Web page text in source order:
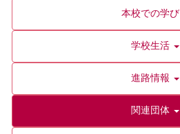
本校での学び
学校生活
進路情報
関連団体